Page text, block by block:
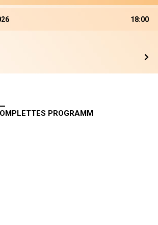
18:00
PROGRAMM